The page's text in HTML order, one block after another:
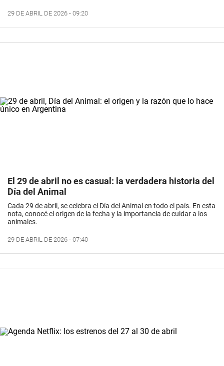
29 DE ABRIL DE 2026 - 09:20
El 29 de abril no es casual: la verdadera historia del
Día del Animal
Cada 29 de abril, se celebra el Día del Animal en todo el país. En esta
nota, conocé el origen de la fecha y la importancia de cuidar a los
animales.
29 DE ABRIL DE 2026 - 07:40